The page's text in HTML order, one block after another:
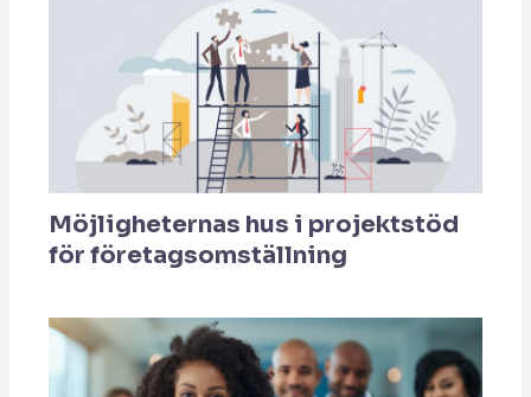
Möjligheternas hus i projektstöd
för företagsomställning